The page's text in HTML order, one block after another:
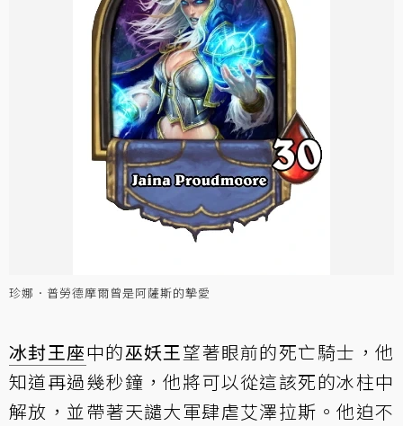
珍娜．普勞德摩爾曾是阿薩斯的摯愛
冰封王座中的巫妖王望著眼前的死亡騎士，他
知道再過幾秒鐘，他將可以從這該死的冰柱中
解放，並帶著天譴大軍肆虐艾澤拉斯。他迫不